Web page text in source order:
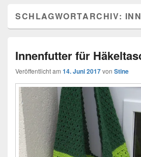
SCHLAGWORTARCHIV:
Innenfutter für
Veröffentlicht am 14. Juni 2017von Stine